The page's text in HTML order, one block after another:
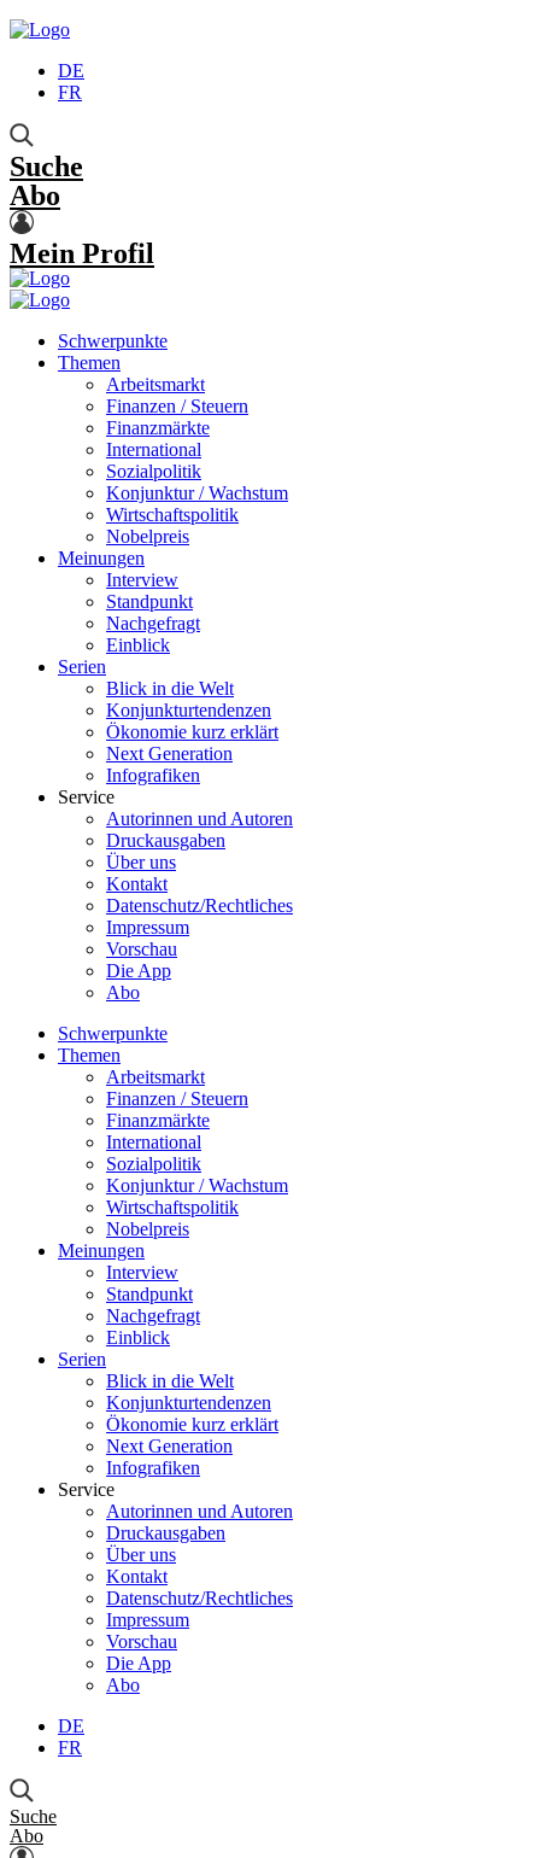
DE
FR
Suche
Abo
Mein Profil
Schwerpunkte
Themen
Arbeitsmarkt
Finanzen / Steuern
Finanzmärkte
International
Sozialpolitik
Konjunktur / Wachstum
Wirtschaftspolitik
Nobelpreis
Meinungen
Interview
Standpunkt
Nachgefragt
Einblick
Serien
Blick in die Welt
Konjunkturtendenzen
Ökonomie kurz erklärt
Next Generation
Infografiken
Service
Autorinnen und Autoren
Druckausgaben
Über uns
Kontakt
Datenschutz/Rechtliches
Impressum
Vorschau
Die App
Abo
Schwerpunkte
Themen
Arbeitsmarkt
Finanzen / Steuern
Finanzmärkte
International
Sozialpolitik
Konjunktur / Wachstum
Wirtschaftspolitik
Nobelpreis
Meinungen
Interview
Standpunkt
Nachgefragt
Einblick
Serien
Blick in die Welt
Konjunkturtendenzen
Ökonomie kurz erklärt
Next Generation
Infografiken
Service
Autorinnen und Autoren
Druckausgaben
Über uns
Kontakt
Datenschutz/Rechtliches
Impressum
Vorschau
Die App
Abo
DE
FR
Suche
Abo